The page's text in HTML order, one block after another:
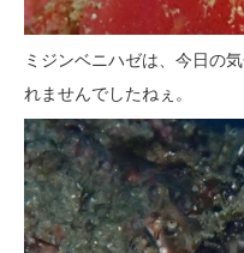
ミジンベニハゼは、今日の
れませんでしたねぇ。